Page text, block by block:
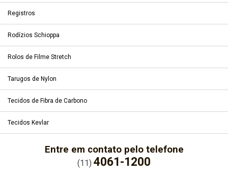
Registros
Rodízios Schioppa
Rolos de Filme Stretch
Tarugos de Nylon
Tecidos de Fibra de Carbono
Tecidos Kevlar
Entre em contato pelo telefone
(11) 4061-1200